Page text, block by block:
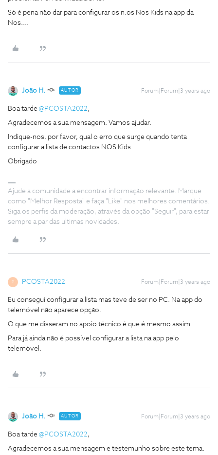
Só é pena não dar para configurar os n.os Nos Kids na app da
Nos....
João H. AUTOR Forum|Forum|3 years ago
Boa tarde @PCOSTA2022,
Agradecemos a sua mensagem. Vamos ajudar.
Indique-nos, por favor, qual o erro que surge quando tenta
configurar a lista de contactos NOS Kids.
Obrigado
Ajude a comunidade a encontrar informação relevante. Marque
como "Melhor Resposta" e faça "Like" nos melhores comentários.
Siga os perfis da moderação, através da opção "Seguir", para estar
sempre a par das ultimas novidades.
P PCOSTA2022 Forum|Forum|3 years ago
Eu consegui configurar a lista mas teve de ser no PC. Na app do
telemóvel não aparece opção.
O que me disseram no apoio técnico é que é mesmo assim.
Para já ainda não é possível configurar a lista na app pelo
telemóvel.
João H. AUTOR Forum|Forum|3 years ago
Boa tarde @PCOSTA2022,
Agradecemos a sua mensagem e testemunho sobre este tema.